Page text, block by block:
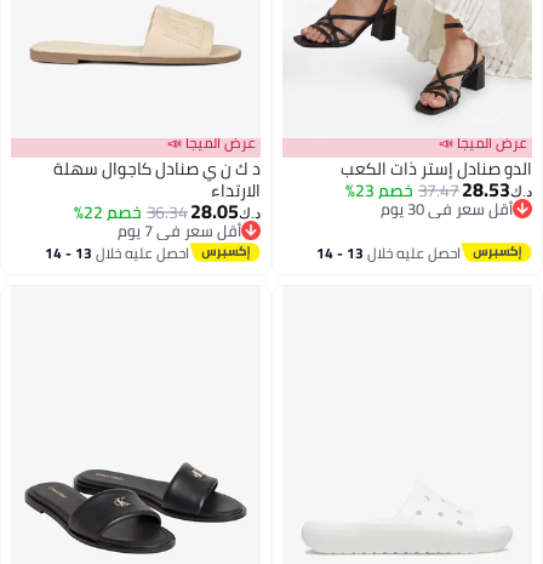
2
عرض الميجا 📣
الدو صنادل إستر ذات الكعب
د.ك‏28.53
37.47خصم 23%
أقل سعر في 30 يوم
أقل سعر في 30 يوم
احصل عليه خلال 13 - 14
2
عرض الميجا 📣
د ك ن ي صنادل كاجوال سهلة
الارتداء
د.ك‏28.05
36.34خصم 22%
أقل سعر في 7 يوم
أقل سعر في 7 يوماحصل عليه خلال 13 - 14